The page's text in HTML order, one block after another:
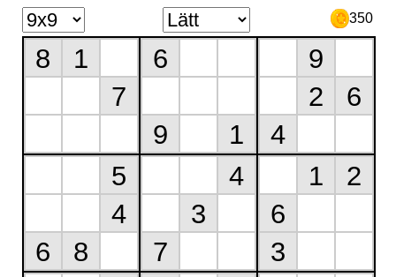
350
8
1
7
6
9 1
9
2
6
4
5
4
6
8
4
3
7
1
2
6
3